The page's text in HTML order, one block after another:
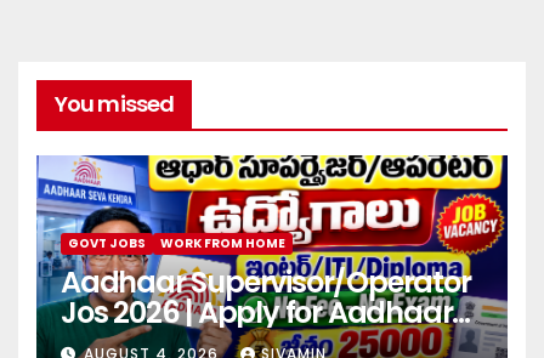
You missed
GOVT JOBS WORK FROM HOME
Aadhaar Supervisor/Operator
Jos 2026 | Apply for Aadhaar
center